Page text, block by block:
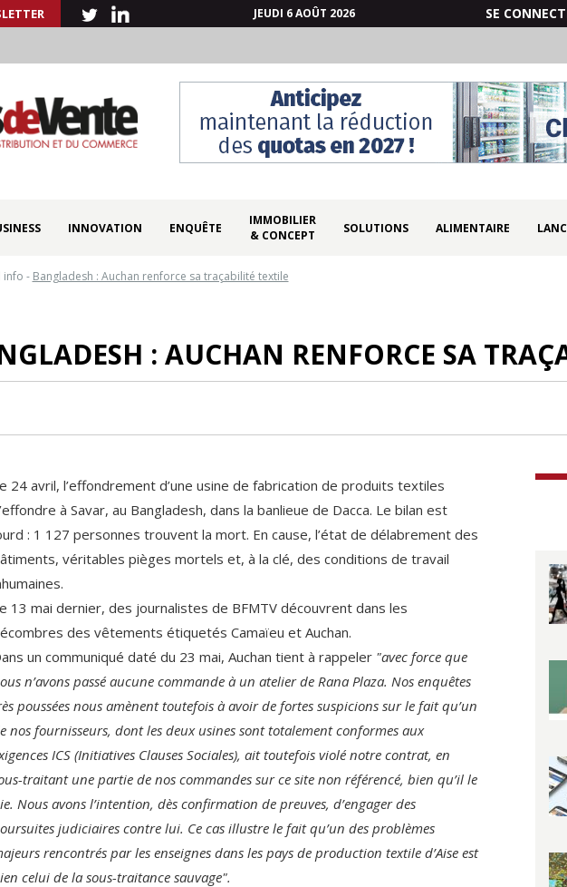
JEUDI 6 AOÛT 2026 SE
INNOVATION ENQUÊTE
IMMOBILIER
& CONCEPT
SOLUTIONS ALIMENTAIRE
info - Bangladesh : Auchan renforce sa traçabilité textile
: AUCHAN RENFORCE SA
24 avril, l’effondrement d’une usine de fabrication de produits textiles
à Savar, au Bangladesh, dans la banlieue de Dacca. Le bilan est
: 1 127 personnes trouvent la mort. En cause, l’état de délabrement des
véritables pièges mortels et, à la clé, des conditions de travail
13 mai dernier, des journalistes de BFMTV découvrent dans les
des vêtements étiquetés Camaïeu et Auchan.
un communiqué daté du 23 mai, Auchan tient à rappeler "avec force que
n’avons passé aucune commande à un atelier de Rana Plaza. Nos enquêtes
poussées nous amènent toutefois à avoir de fortes suspicions sur le fait qu’un
nos fournisseurs, dont les deux usines sont totalement conformes aux
ICS (Initiatives Clauses Sociales), ait toutefois violé notre contrat, en
traitant une partie de nos commandes sur ce site non référencé, bien qu’il le
Nous avons l’intention, dès confirmation de preuves, d’engager des
judiciaires contre lui. Ce cas illustre le fait qu’un des problèmes
rencontrés par les enseignes dans les pays de production textile d’Aise est
celui de la sous-traitance sauvage".